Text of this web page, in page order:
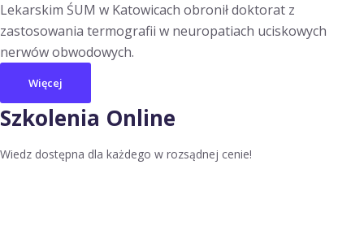
Lekarskim ŚUM w Katowicach obronił doktorat z
zastosowania termografii w neuropatiach uciskowych
nerwów obwodowych.
Więcej
Szkolenia Online
Wiedz dostępna dla każdego w rozsądnej cenie!